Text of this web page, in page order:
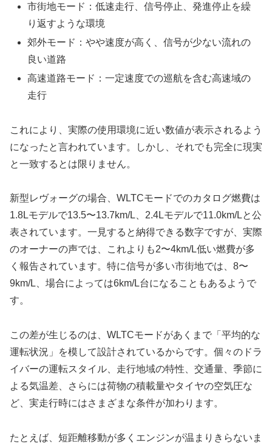
市街地モード：低速走行、信号停止、発進停止を繰
り返すような環境
郊外モード：やや速度が高く、信号が少ない流れの
良い道路
高速道路モード：一定速度での巡航を含む高速域の
走行
これにより、実際の使用環境に近い数値が表示されるよう
になったと言われています。しかし、それでも完全に現実
と一致するとは限りません。
新型レヴォーグの場合、WLTCモードでのカタログ燃費は
1.8Lモデルで13.5〜13.7km/L、2.4Lモデルで11.0km/Lと公
表されています。一見すると納得できる数字ですが、実際
のオーナーの声では、これよりも2〜4km/L低い燃費が多
く報告されています。特に信号が多い市街地では、8〜
9km/L、場合によっては6km/L台になることもあるようで
す。
この差が生じるのは、WLTCモードがあくまで「平均的な
運転状況」を模して設計されているからです。個々のドラ
イバーの運転スタイル、走行地域の特性、交通量、季節に
よる気温差、さらには荷物の積載量やタイヤの空気圧な
ど、実走行時にはさまざまな条件が加わります。
たとえば、短距離移動が多くエンジンが温まりきらないま